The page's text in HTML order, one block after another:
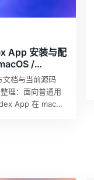
App 安装与配
/
档与当前源码
理：面向普通用
App 在 macOS